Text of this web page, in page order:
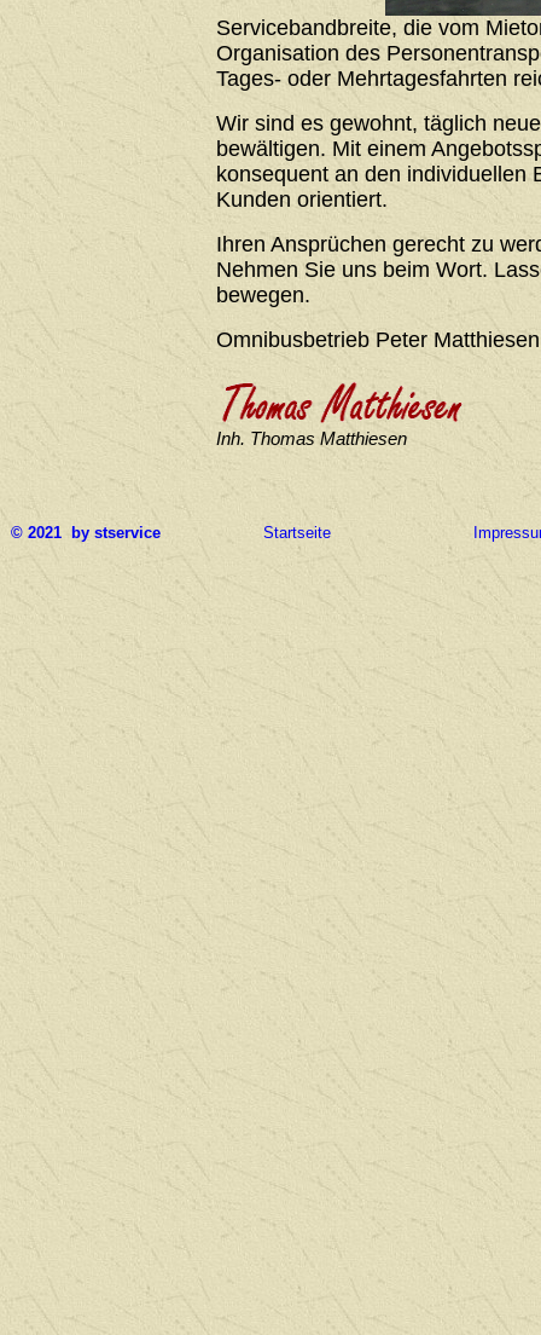
Servicebandbreite, die vom
Organisation des
Tages- oder Mehrtagesfahrten
Wir sind es gewohnt, täglich
bewältigen. Mit einem
konsequent an den individuellen
Kunden orientiert.
Ihren Ansprüchen gerecht zu
Nehmen Sie uns beim Wort.
bewegen.
Omnibusbetrieb Peter Matthiesen
Inh. Thomas Matthiesen
© 2021 by stservice Startseite